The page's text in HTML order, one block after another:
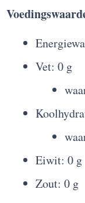
Vet: 0 g
Eiwit: 0 g
Zout: 0 g